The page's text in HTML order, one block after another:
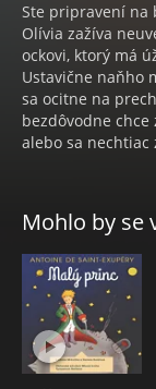
Ste pripravení na
Olívia zažíva
ockovi, ktorý má
Ustavične naňho
sa ocitne na
bezdôvodne chce
alebo sa nechtiac
skončí v teráriu
zvládnu s
preto, lebo
Kompletnú
Vačková.
prirodzeným
Debutovala vo
Mohlo by se